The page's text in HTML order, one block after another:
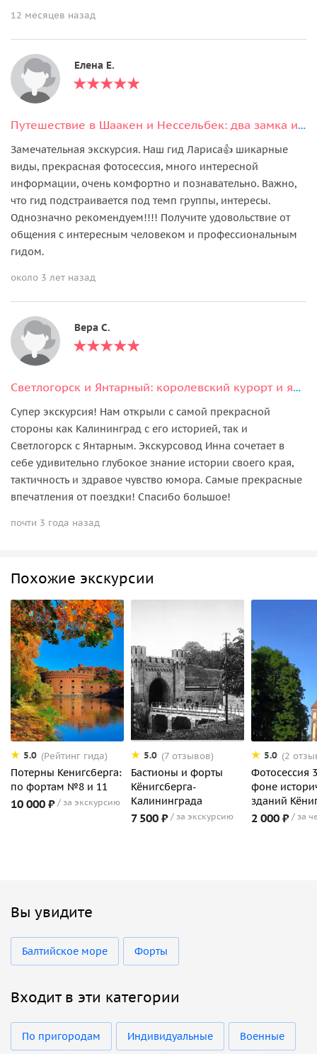
12 месяцев назад
Елена Е.
Путешествие в Шаакен и Нессельбек: два замка и сыроварня
Замечательная экскурсия. Наш гид Лариса👍 шикарные
виды, прекрасная фотосессия, много интересной
информации, очень комфортно и познавательно. Важно,
что гид подстраивается под темп группы, интересы.
Однозначно рекомендуем!!!! Получите удовольствие от
общения с интересным человеком и профессиональным
гидом.
около 3 лет назад
Вера С.
Светлогорск и Янтарный: королевский курорт и янтарный берег
Супер экскурсия! Нам открыли с самой прекрасной
стороны как Калининград с его историей, так и
Светлогорск с Янтарным. Экскурсовод Инна сочетает в
себе удивительно глубокое знание истории своего края,
тактичность и здравое чувство юмора. Самые прекрасные
впечатления от поездки! Спасибо большое!
почти 3 года назад
Похожие экскурсии
5.0 (Рейтинг гида)
Потерны Кенигсберга:
по фортам №8 и 11
10 000 ₽ за экскурсию
5.0 (7 отзывов)
Бастионы и форты
Кёнигсберга-
Калининграда
7 500 ₽ за экскурсию
5.0 (2
Фотосеcсия
фоне
зданий
2 000 ₽ за
Вы увидите
Балтийское море Форты
Входит в эти категории
По пригородам Индивидуальные Военные